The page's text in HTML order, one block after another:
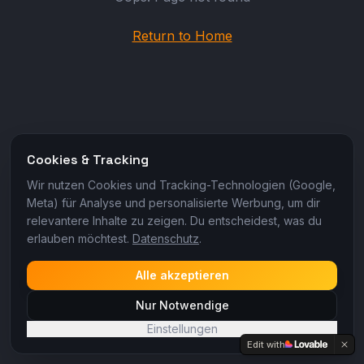
Return to Home
Cookies & Tracking
Wir nutzen Cookies und Tracking-Technologien (Google,
Meta) für Analyse und personalisierte Werbung, um dir
relevantere Inhalte zu zeigen. Du entscheidest, was du
erlauben möchtest. Datenschutz.
Alle akzeptieren
Nur Notwendige
Einstellungen
Edit with